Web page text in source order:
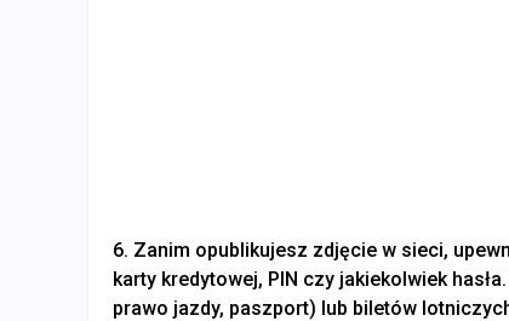
6. Zanim opublikujesz zdjęcie w sieci,
karty kredytowej, PIN czy jakiekolwiek
prawo jazdy, paszport) lub biletów